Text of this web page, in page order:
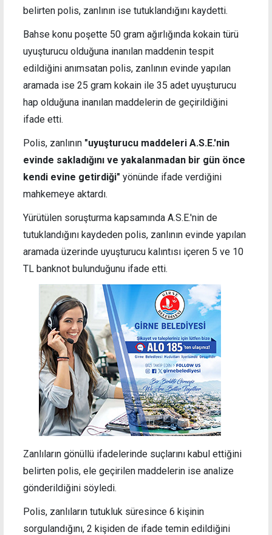
belirten polis, zanlının ise tutuklandığını kaydetti.
Bahse konu poşette 50 gram ağırlığında kokain türü
uyuşturucu olduğuna inanılan maddenin tespit
edildiğini anımsatan polis, zanlının evinde yapılan
aramada ise 25 gram kokain ile 35 adet uyuşturucu
hap olduğuna inanılan maddelerin de geçirildiğini
ifade etti.
Polis, zanlının "uyuşturucu maddeleri A.S.E.'nin
evinde sakladığını ve yakalanmadan bir gün önce
kendi evine getirdiği" yönünde ifade verdiğini
mahkemeye aktardı.
Yürütülen soruşturma kapsamında A.S.E.'nin de
tutuklandığını kaydeden polis, zanlının evinde yapılan
aramada üzerinde uyuşturucu kalıntısı içeren 5 ve 10
TL banknot bulunduğunu ifade etti.
Zanlıların gönüllü ifadelerinde suçlarını kabul ettiğini
belirten polis, ele geçirilen maddelerin ise analize
gönderildiğini söyledi.
Polis, zanlıların tutukluk süresince 6 kişinin
sorgulandığını, 2 kişiden de ifade temin edildiğini